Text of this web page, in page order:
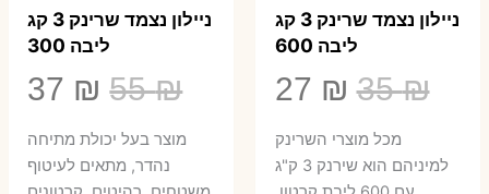
ניילון נצמד שרינק 3 קג
ליבה 600
35₪
המחיר
המקורי
היה:
27 ₪
הנוכחי
הוא:
מכל מוצרי השרינק
למיניהם הוא שירנק 3 ק"ג
ניילון נצמד שרינק 3 קג
ליבה 300
55₪
המחיר
המקורי
היה:
37 ₪
מוצר בעל יכולת מתיחה
נהדר, מתאים לעיטוף